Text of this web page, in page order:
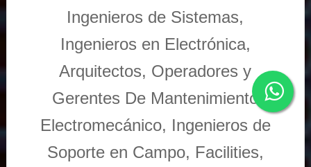
Ingenieros de Sistemas,
Ingenieros en Electrónica,
Arquitectos, Operadores y
Gerentes De Mantenimiento
Electromecánico, Ingenieros de
Soporte en Campo, Facilities,